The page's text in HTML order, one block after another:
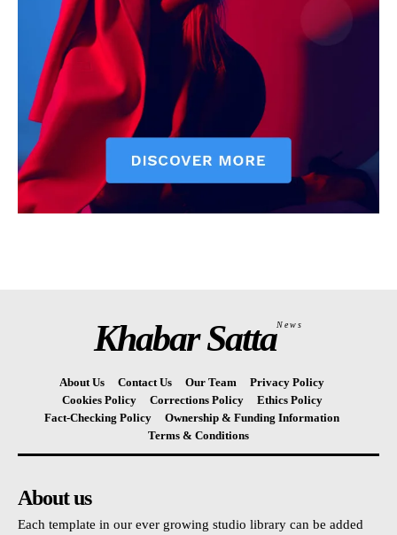
Khabar SattaNews
About Us Contact Us Our Team
Privacy Policy
Cookies Policy
Corrections Policy
Ethics Policy
Fact-Checking Policy
Ownership & Funding Information
Terms & Conditions
About us
Each template in our ever growing studio library can be added